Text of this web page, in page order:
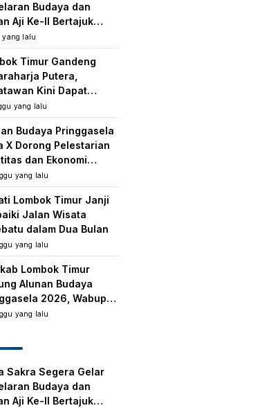
Budaya dan
Aji Ke-II Bertajuk
Sakre
yang lalu
Timur Gandeng
Putera,
Kini Dapat
Asuransi di
Wisata
yang lalu
Budaya Pringgasela
X Dorong Pelestarian
dan Ekonomi
yang lalu
Lombok Timur Janji
Jalan Wisata
dalam Dua Bulan
yang lalu
Lombok Timur
Alunan Budaya
2026, Wabup:
Berbasis
yang lalu
Sakra Segera Gelar
Budaya dan
Aji Ke-II Bertajuk